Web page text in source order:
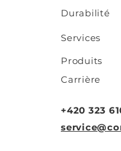
Durabilité
Services
Produits
Carrière
+420 323